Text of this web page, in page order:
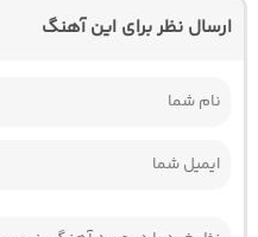
ارسال نظر برای این آهنگ